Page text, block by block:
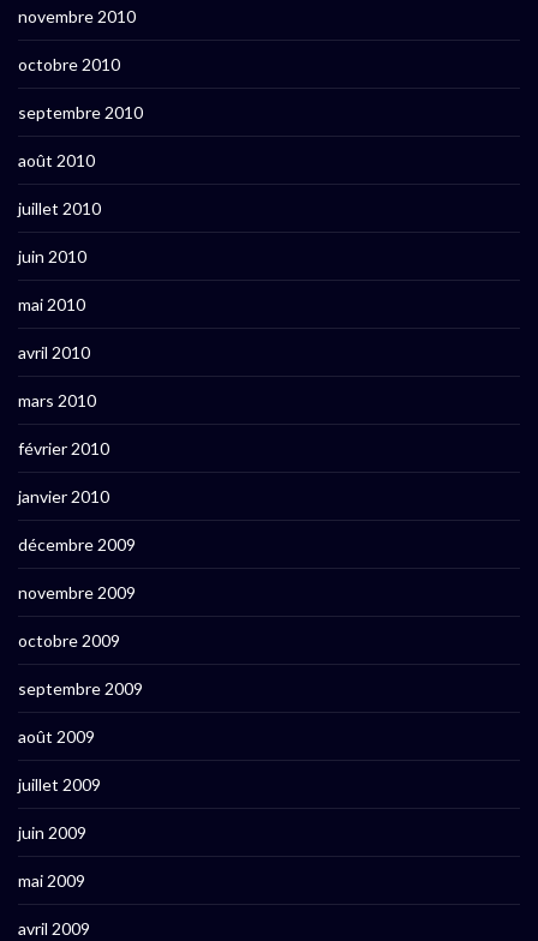
novembre 2010
octobre 2010
septembre 2010
août 2010
juillet 2010
juin 2010
mai 2010
avril 2010
mars 2010
février 2010
janvier 2010
décembre 2009
novembre 2009
octobre 2009
septembre 2009
août 2009
juillet 2009
juin 2009
mai 2009
avril 2009